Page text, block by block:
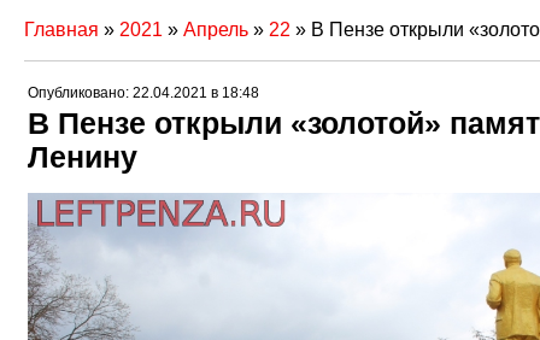
Главная » 2021 » Апрель » 22 » В Пензе открыли
Опубликовано: 22.04.2021 в 18:48
В Пензе открыли «золотой»
Ленину